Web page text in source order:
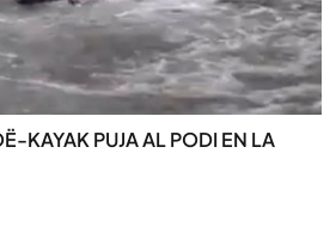
KAYAK PUJA AL PODI EN LA